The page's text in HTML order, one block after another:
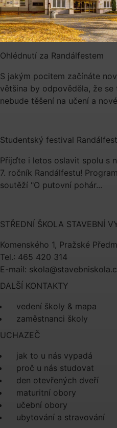
Ohlédnutí za Randálfestem
S jakým pocitem začínáte
většina by odpověděla, že
nebude těšení na učení a
Studentský festival Randálfest
Přijďte i letos oslavit spolu s
7. ročník Randálfestu!
soutěží "O putovní pohár...
STŘEDNÍ ŠKOLA STAVEBNÍ
Komenského 1, Pražské
Tel.: 465 420 314
E-mail:
DALŠÍ KONTAKTY
vedení školy & mapa
zaměstnanci školy
UCHAZEČ
jak to u nás vypadá
proč u nás studovat
den otevřených dveří
maturitní obory
učební obory
ubytování a stravování